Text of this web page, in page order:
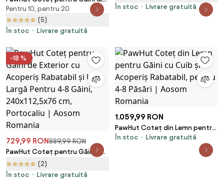
Metal cu Copertină
Impermeabilă și Rezistentă la
UV, 3x3,4x1,9 m, Argintiu |
Pentru 10, pentru 20
(5)
În stoc
Livrare gratuită
Romania
În stoc Livrare gratuită
-18 %
729,99 RON889,99 RON
PawHut Coteț pentru Găini de
Exterior cu Acoperiș Rabatabil
și Ușă Largă Pentru 4-8 Găini,
(2)
În stoc
Livrare gratuită
1.059,99 RON
PawHut Coteț din Lemn pentru
Găini cu Cuib și Acoperiș
Rabatabil, pentru 4-8 Păsări |
În stoc Livrare gratuită